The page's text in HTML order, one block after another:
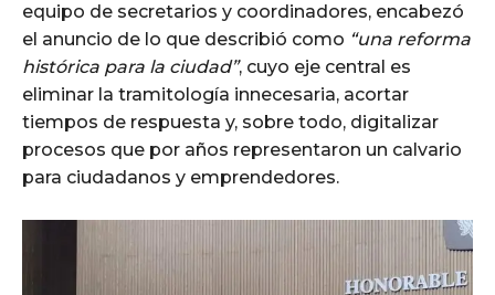
equipo de secretarios y coordinadores, encabezó
el anuncio de lo que describió como “una reforma
histórica para la ciudad”, cuyo eje central es
eliminar la tramitología innecesaria, acortar
tiempos de respuesta y, sobre todo, digitalizar
procesos que por años representaron un calvario
para ciudadanos y emprendedores.